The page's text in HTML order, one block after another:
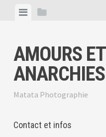
ViewView
AMOURS ET
ANARCHIES
Matata Photographie
Contact et infos